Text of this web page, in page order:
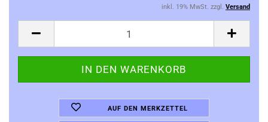
inkl. 19% MwSt. zzgl. Versand
AUF DEN MERKZETTEL